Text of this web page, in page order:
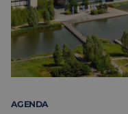
Let op! In verband met
vakexperts zal het event
Meld je aan
AGENDA